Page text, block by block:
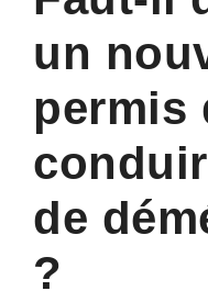
un
permis
de
?